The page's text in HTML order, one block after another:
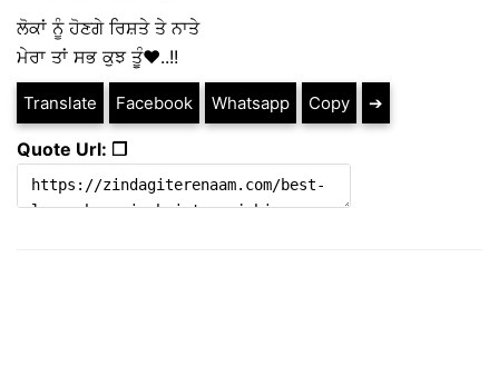
ਲੋਕਾਂ ਨੂੰ ਹੋਣਗੇ ਰਿਸ਼ਤੇ ਤੇ ਨਾਤੇ
ਮੇਰਾ ਤਾਂ ਸਭ ਕੁਝ ਤੂੰ❤️..!!
Translate Facebook Whatsapp Copy ➔
Quote Url: ❐